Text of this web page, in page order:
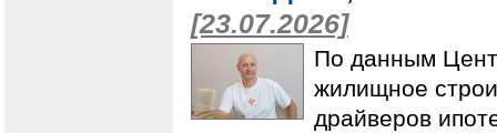
[23.07.2026]
По данным
жилищное
драйверов